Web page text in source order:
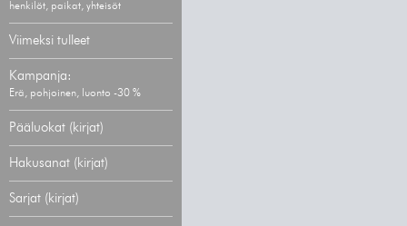
henkilöt, paikat, yhteisöt
Viimeksi tulleet
Kampanja:
Erä, pohjoinen, luonto -30 %
Pääluokat (kirjat)
Hakusanat (kirjat)
Sarjat (kirjat)